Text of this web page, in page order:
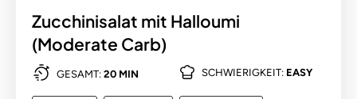
Zucchinisalat mit Halloumi
(Moderate Carb)
GESAMT: 20 MIN SCHWIERIGKEIT: EASY